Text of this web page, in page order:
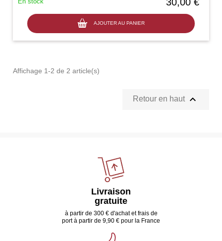
AJOUTER AU PANIER
Affichage 1-2 de 2 article(s)
Retour en haut 
Livraison
gratuite
à partir de 300 € d'achat et frais de
port à partir de 9,90 € pour la France